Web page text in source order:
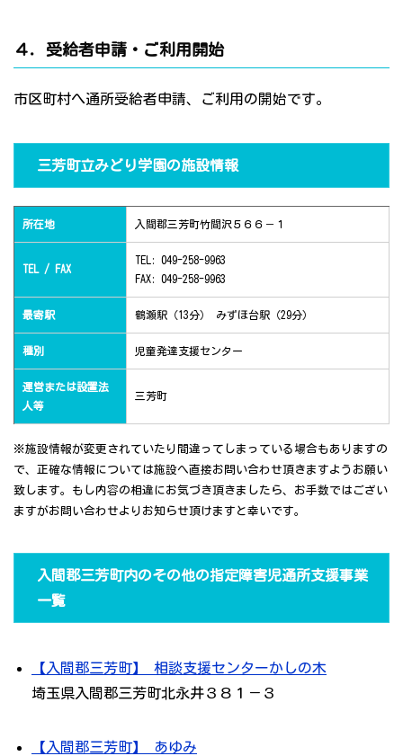
４．受給者申請・ご利用開始
市区町村へ通所受給者申請、ご利用の開始です。
三芳町立みどり学園の施設情報
所在地 入間郡三芳町竹間沢５６６－１
TEL / FAX
TEL: 049-258-9963
FAX: 049-258-9963
最寄駅 鶴瀬駅（13分） みずほ台駅（29分）
種別 児童発達支援センター
運営または設置法
人等
三芳町
※施設情報が変更されていたり間違ってしまっている場合もありますの
で、正確な情報については施設へ直接お問い合わせ頂きますようお願い
致します。もし内容の相違にお気づき頂きましたら、お手数ではござい
ますがお問い合わせよりお知らせ頂けますと幸いです。
入間郡三芳町内のその他の指定障害児通所支援事業
一覧
【入間郡三芳町】 相談支援センターかしの木
埼玉県入間郡三芳町北永井３８１－３
【入間郡三芳町】 あゆみ